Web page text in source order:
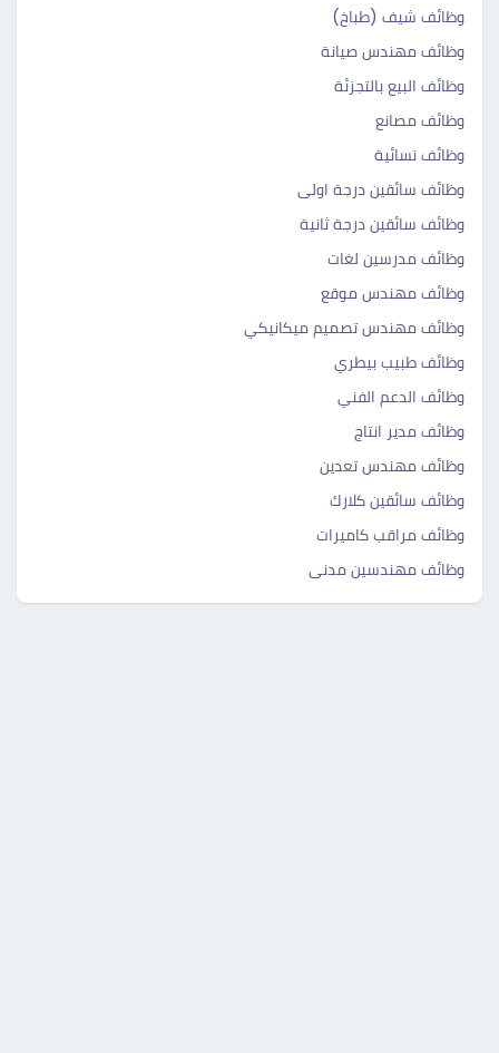
وظائف شيف (طباخ)
وظائف مهندس صيانة
وظائف البيع بالتجزئة
وظائف مصانع
وظائف نسائية
وظائف سائقين درجة اولى
وظائف سائقين درجة ثانية
وظائف مدرسين لغات
وظائف مهندس موقع
وظائف مهندس تصميم ميكانيكي
وظائف طبيب بيطري
وظائف الدعم الفني
وظائف مدير انتاج
وظائف مهندس تعدين
وظائف سائقين كلارك
وظائف مراقب كاميرات
وظائف مهندسين مدنى